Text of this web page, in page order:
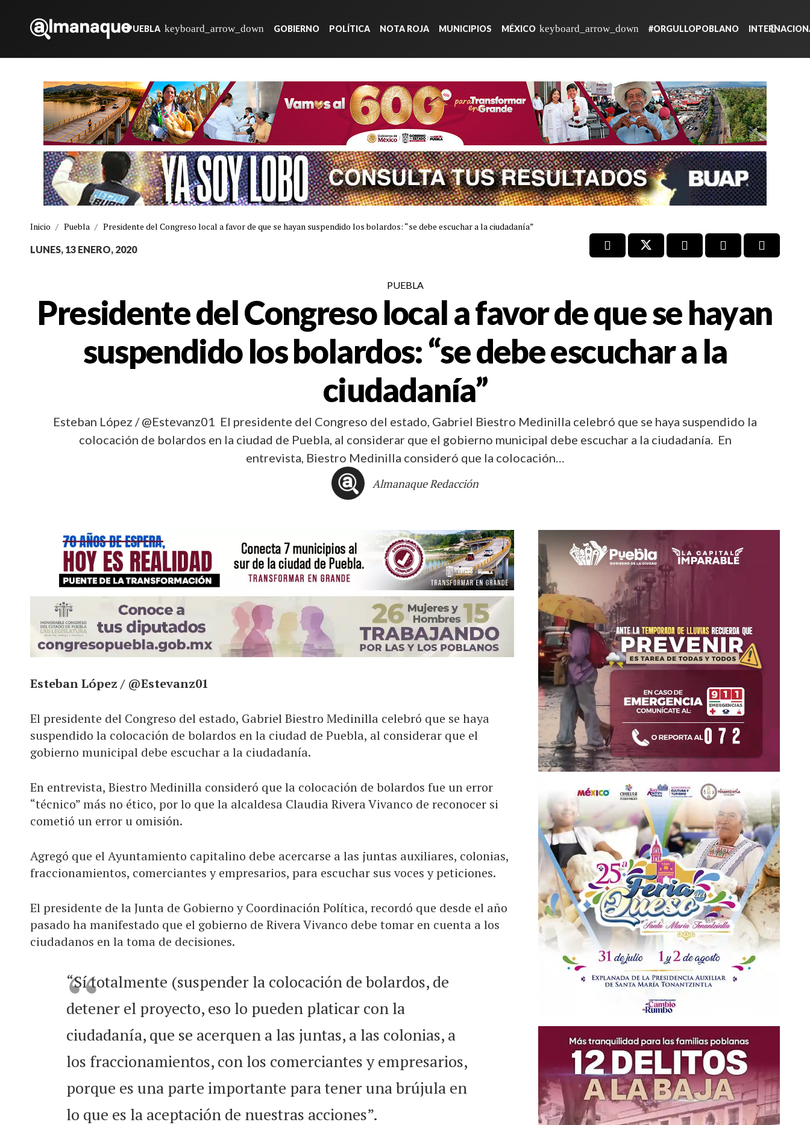
PUEBLA GOBIERNO POLÍTICA NOTA ROJA MUNICIPIOS MÉXICO #ORGULLOPOBLANO
Inicio / Puebla / Presidente del Congreso local a favor de que se hayan suspendido los bolardos: “se debe escuchar a la ciudadanía”
LUNES, 13 ENERO, 2020
PUEBLA
Presidente del Congreso local a favor de que se hayan
suspendido los bolardos: “se debe escuchar a la
ciudadanía”
Esteban López / @Estevanz01 El presidente del Congreso del estado, Gabriel Biestro Medinilla celebró que se haya suspendido la
colocación de bolardos en la ciudad de Puebla, al considerar que el gobierno municipal debe escuchar a la ciudadanía. En
entrevista, Biestro Medinilla consideró que la colocación…
Almanaque Redacción
Esteban López / @Estevanz01
El presidente del Congreso del estado, GabrielBiestro Medinilla celebró que se haya
suspendido la colocación de bolardos en la ciudad de Puebla, al considerar que el
gobierno municipal debe escuchar a la ciudadanía.
En entrevista, Biestro Medinilla consideró que la colocación de bolardos fue un error
“técnico” más no ético, por lo que la alcaldesa Claudia Rivera Vivanco de reconocer si
cometió un error u omisión.
Agregó que el Ayuntamiento capitalino debe acercarse a las juntas auxiliares, colonias,
fraccionamientos, comerciantes y empresarios, para escuchar sus voces y peticiones.
El presidente de la Junta de Gobierno y Coordinación Política, recordó que desde el año
pasado ha manifestado que el gobierno de Rivera Vivanco debe tomar en cuenta a los
ciudadanos en la toma de decisiones.
“Sí totalmente (suspender la colocación de bolardos, de
detener el proyecto, eso lo pueden platicar con la
ciudadanía, que se acerquen a las juntas, a las colonias, a
los fraccionamientos, con los comerciantes y empresarios,
porque es una parte importante para tener una brújula en
lo que es la aceptación de nuestras acciones”.